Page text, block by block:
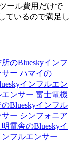
ール費用だけで
ているので満足し
所のBlueskyインフ
サー ハマイの
インフルエン
エンサー 富士電機
Blueskyインフル
サー シンフォニア
明電舎のBlueskyイ
ンフルエンサー